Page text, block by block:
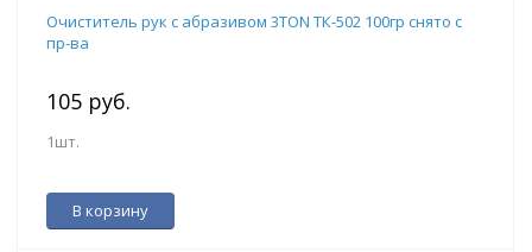
Очиститель рук с абразивом 3TON ТК-502 100гр снято с
пр-ва
105 руб.
1шт.
В корзину